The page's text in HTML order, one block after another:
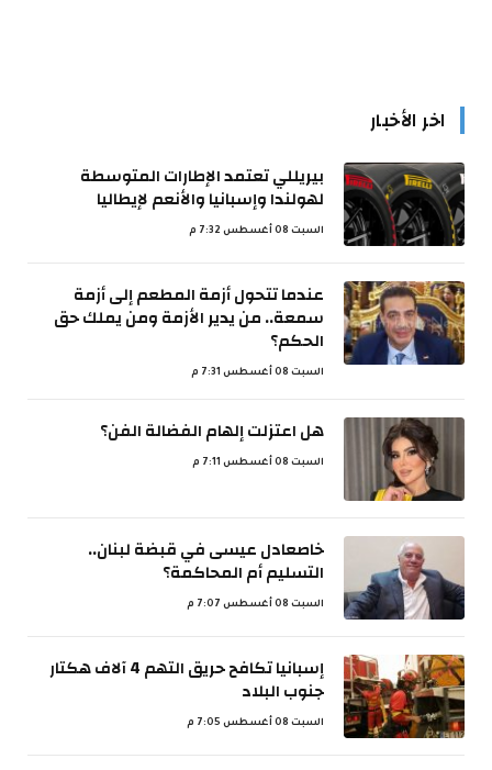
اخر الأخبار
بيريللي تعتمد الإطارات المتوسطة
لهولندا وإسبانيا والأنعم لإيطاليا
السبت 08 أغسطس 7:32 م
عندما تتحول أزمة المطعم إلى أزمة
سمعة.. من يدير الأزمة ومن يملك حق
الحكم؟
السبت 08 أغسطس 7:31 م
هل اعتزلت إلهام الفضالة الفن؟
السبت 08 أغسطس 7:11 م
خاصعادل عيسى في قبضة لبنان..
التسليم أم المحاكمة؟
السبت 08 أغسطس 7:07 م
إسبانيا تكافح حريق التهم 4 آلاف هكتار
جنوب البلاد
السبت 08 أغسطس 7:05 م